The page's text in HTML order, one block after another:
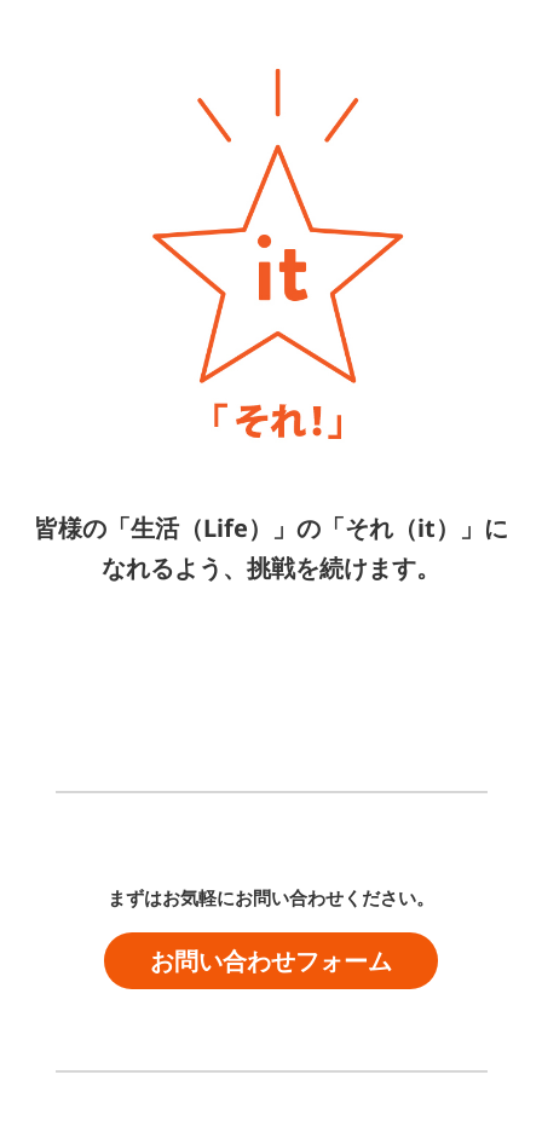
皆様の「生活（Life）」の「それ（it）」に
なれるよう、挑戦を続けます。
まずはお気軽にお問い合わせください。
お問い合わせフォーム